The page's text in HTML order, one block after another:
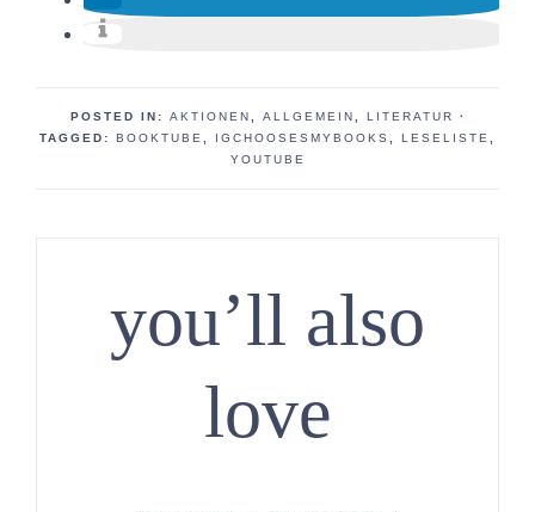
POSTED IN: AKTIONEN ALLGEMEIN LITERATUR
·
TAGGED: BOOKTUBE IGCHOOSESMYBOOKS LESELISTE
YOUTUBE
you’ll also
love